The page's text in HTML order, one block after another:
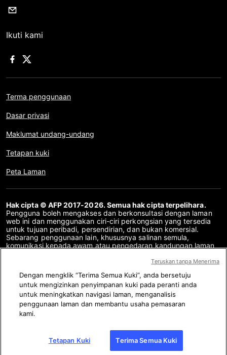
Ikuti kami
Terma penggunaan
Dasar privasi
Maklumat undang-undang
Tetapan kuki
Peta Laman
Hak cipta © AFP 2017-2026. Semua hak cipta terpelihara.
Pengguna boleh mengakses dan berkonsultasi dengan laman
web ini dan menggunakan ciri-ciri perkongsian yang tersedia
untuk tujuan peribadi, persendirian, dan bukan komersial.
Sebarang penggunaan lain, khususnya salinan semula,
komunikasi kepada awam atau pengedaran kandungan laman
sebarang tujuan lain dan/atau dengan cara lain, tanpa
adalah dilarang sama sekali. Perkara yang digambarkan atau
disertakan melalui pautan dalam kandungan Semakan Fakta
disediakan sebanyak yang diperlukan untuk pemahaman yang
betul mengenai pengesahan maklumat yang berkenaan. AFP
belum memperoleh sebarang hak dari para pengarang atau
pemilik hak cipta kandungan pihak ketiga ini dan tidak akan
Dengan mengklik “Terima Semua Kuki”, anda bersetuju
untuk mengizinkan penyimpanan kuki pada peranti anda
untuk meningkatkan navigasi laman, menganalisis
penggunaan laman dan membantu usaha pemasaran
kami.
Tetapan Kuki Terima Semua Kuki
Teruskan tanpa Menerima